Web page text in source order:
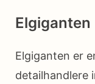
Elgiganten
Elgiganten er
detailhandlere